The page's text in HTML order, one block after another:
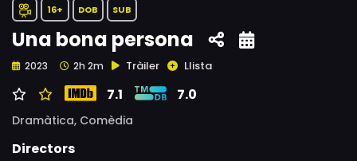
16+ DOB SUB
Una bona persona
2023 2h 2m Tràiler Llista
7.1 7.0
Dramàtica, Comèdia
Directors